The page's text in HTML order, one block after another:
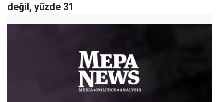
değil, yüzde 31